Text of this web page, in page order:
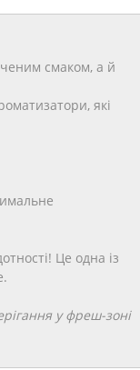
смаком, а й
які
Це одна із
у фреш-зоні